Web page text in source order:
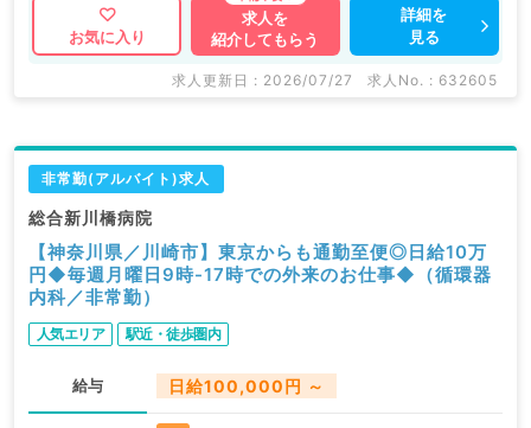
お気に入り
求人を
紹介してもらう
詳細を
見る
求人更新日 : 2026/07/27 求人No. : 632605
非常勤(アルバイト)求人
総合新川橋病院
【神奈川県／川崎市】東京からも通勤至便◎日給10万
円◆毎週月曜日9時-17時での外来のお仕事◆（循環器
内科／非常勤）
人気エリア 駅近・徒歩圏内
給与 日給100,000円 ～